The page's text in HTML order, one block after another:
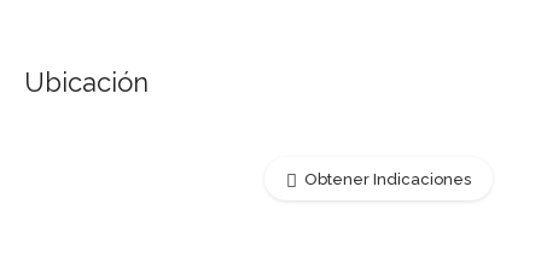
Ubicación
Obtener Indicaciones